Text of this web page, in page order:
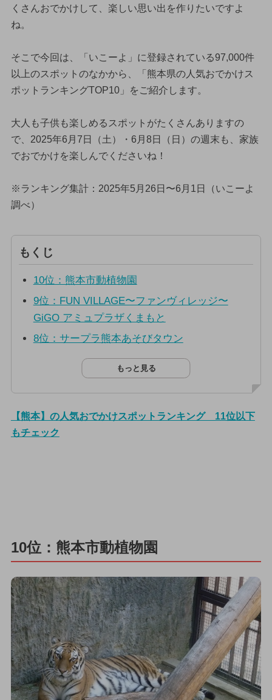
くさんおでかけして、楽しい思い出を作りたいですよ
ね。
そこで今回は、「いこーよ」に登録されている97,000件
以上のスポットのなかから、「熊本県の人気おでかけス
ポットランキングTOP10」をご紹介します。
大人も子供も楽しめるスポットがたくさんありますの
で、2025年6月7日（土）・6月8日（日）の週末も、家族
でおでかけを楽しんでくださいね！
※ランキング集計：2025年5月26日〜6月1日（いこーよ
調べ）
もくじ
10位：熊本市動植物園
9位：FUN VILLAGE〜ファンヴィレッジ〜
GiGO アミュプラザくまもと
8位：サープラ熊本あそびタウン
もっと見る
【熊本】の人気おでかけスポットランキング 11位以下
もチェック
10位：熊本市動植物園